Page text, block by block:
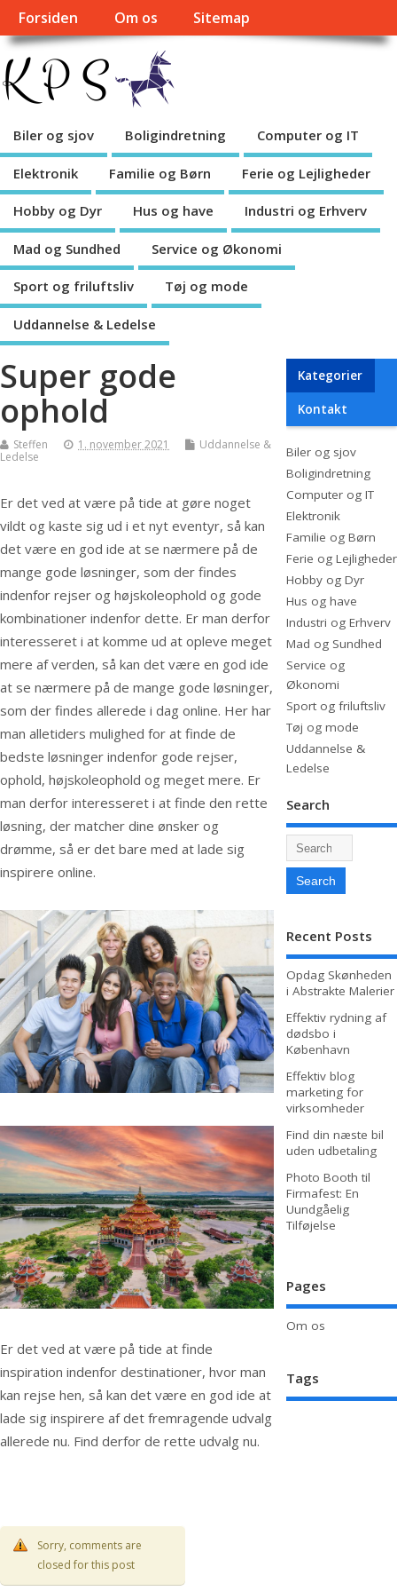
Forsiden Om os Sitemap
Biler og sjov Boligindretning Computer og IT
Elektronik Familie og Børn Ferie og Lejligheder
Hobby og Dyr Hus og have Industri og Erhverv
Mad og Sundhed Service og Økonomi
Sport og friluftsliv Tøj og mode
Uddannelse & Ledelse
Super gode
ophold
Steffen 1. november 2021
Uddannelse &
Ledelse
Er det ved at være på tide at gøre noget
vildt og kaste sig ud i et nyt eventyr, så kan
det være en god ide at se nærmere på de
mange gode løsninger, som der findes
indenfor rejser og højskoleophold og gode
kombinationer indenfor dette. Er man derfor
interesseret i at komme ud at opleve meget
mere af verden, så kan det være en god ide
at se nærmere på de mange gode løsninger,
som der findes allerede i dag online. Her har
man alletiders mulighed for at finde de
bedste løsninger indenfor gode rejser,
ophold, højskoleophold og meget mere. Er
man derfor interesseret i at finde den rette
løsning, der matcher dine ønsker og
drømme, så er det bare med at lade sig
inspirere online.
Er det ved at være på tide at finde
inspiration indenfor destinationer, hvor man
kan rejse hen, så kan det være en god ide at
lade sig inspirere af det fremragende udvalg
allerede nu. Find derfor de rette udvalg nu.
Sorry, comments are
closed for this post
Kategorier
Kontakt
Biler og sjov
Boligindretning
Computer og IT
Elektronik
Familie og Børn
Ferie og Lejligheder
Hobby og Dyr
Hus og have
Industri og Erhverv
Mad og Sundhed
Service og
Økonomi
Sport og friluftsliv
Tøj og mode
Uddannelse &
Ledelse
Search
Recent Posts
Opdag Skønheden
i Abstrakte Malerier
Effektiv rydning af
dødsbo i
København
Effektiv blog
marketing for
virksomheder
Find din næste bil
uden udbetaling
Photo Booth til
Firmafest: En
Uundgåelig
Tilføjelse
Pages
Om os
Tags